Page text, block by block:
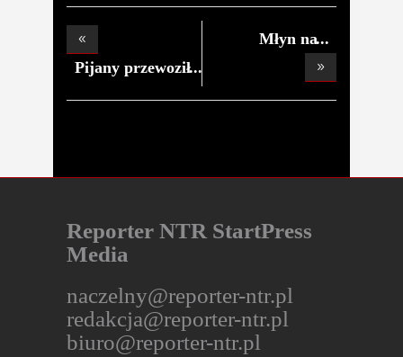
Pijany przewoził
dz
Młyn na
Reporter NTR StartPress
Media
naczelny@reporter-ntr.pl
redakcja@reporter-ntr.pl
biuro@reporter-ntr.pl